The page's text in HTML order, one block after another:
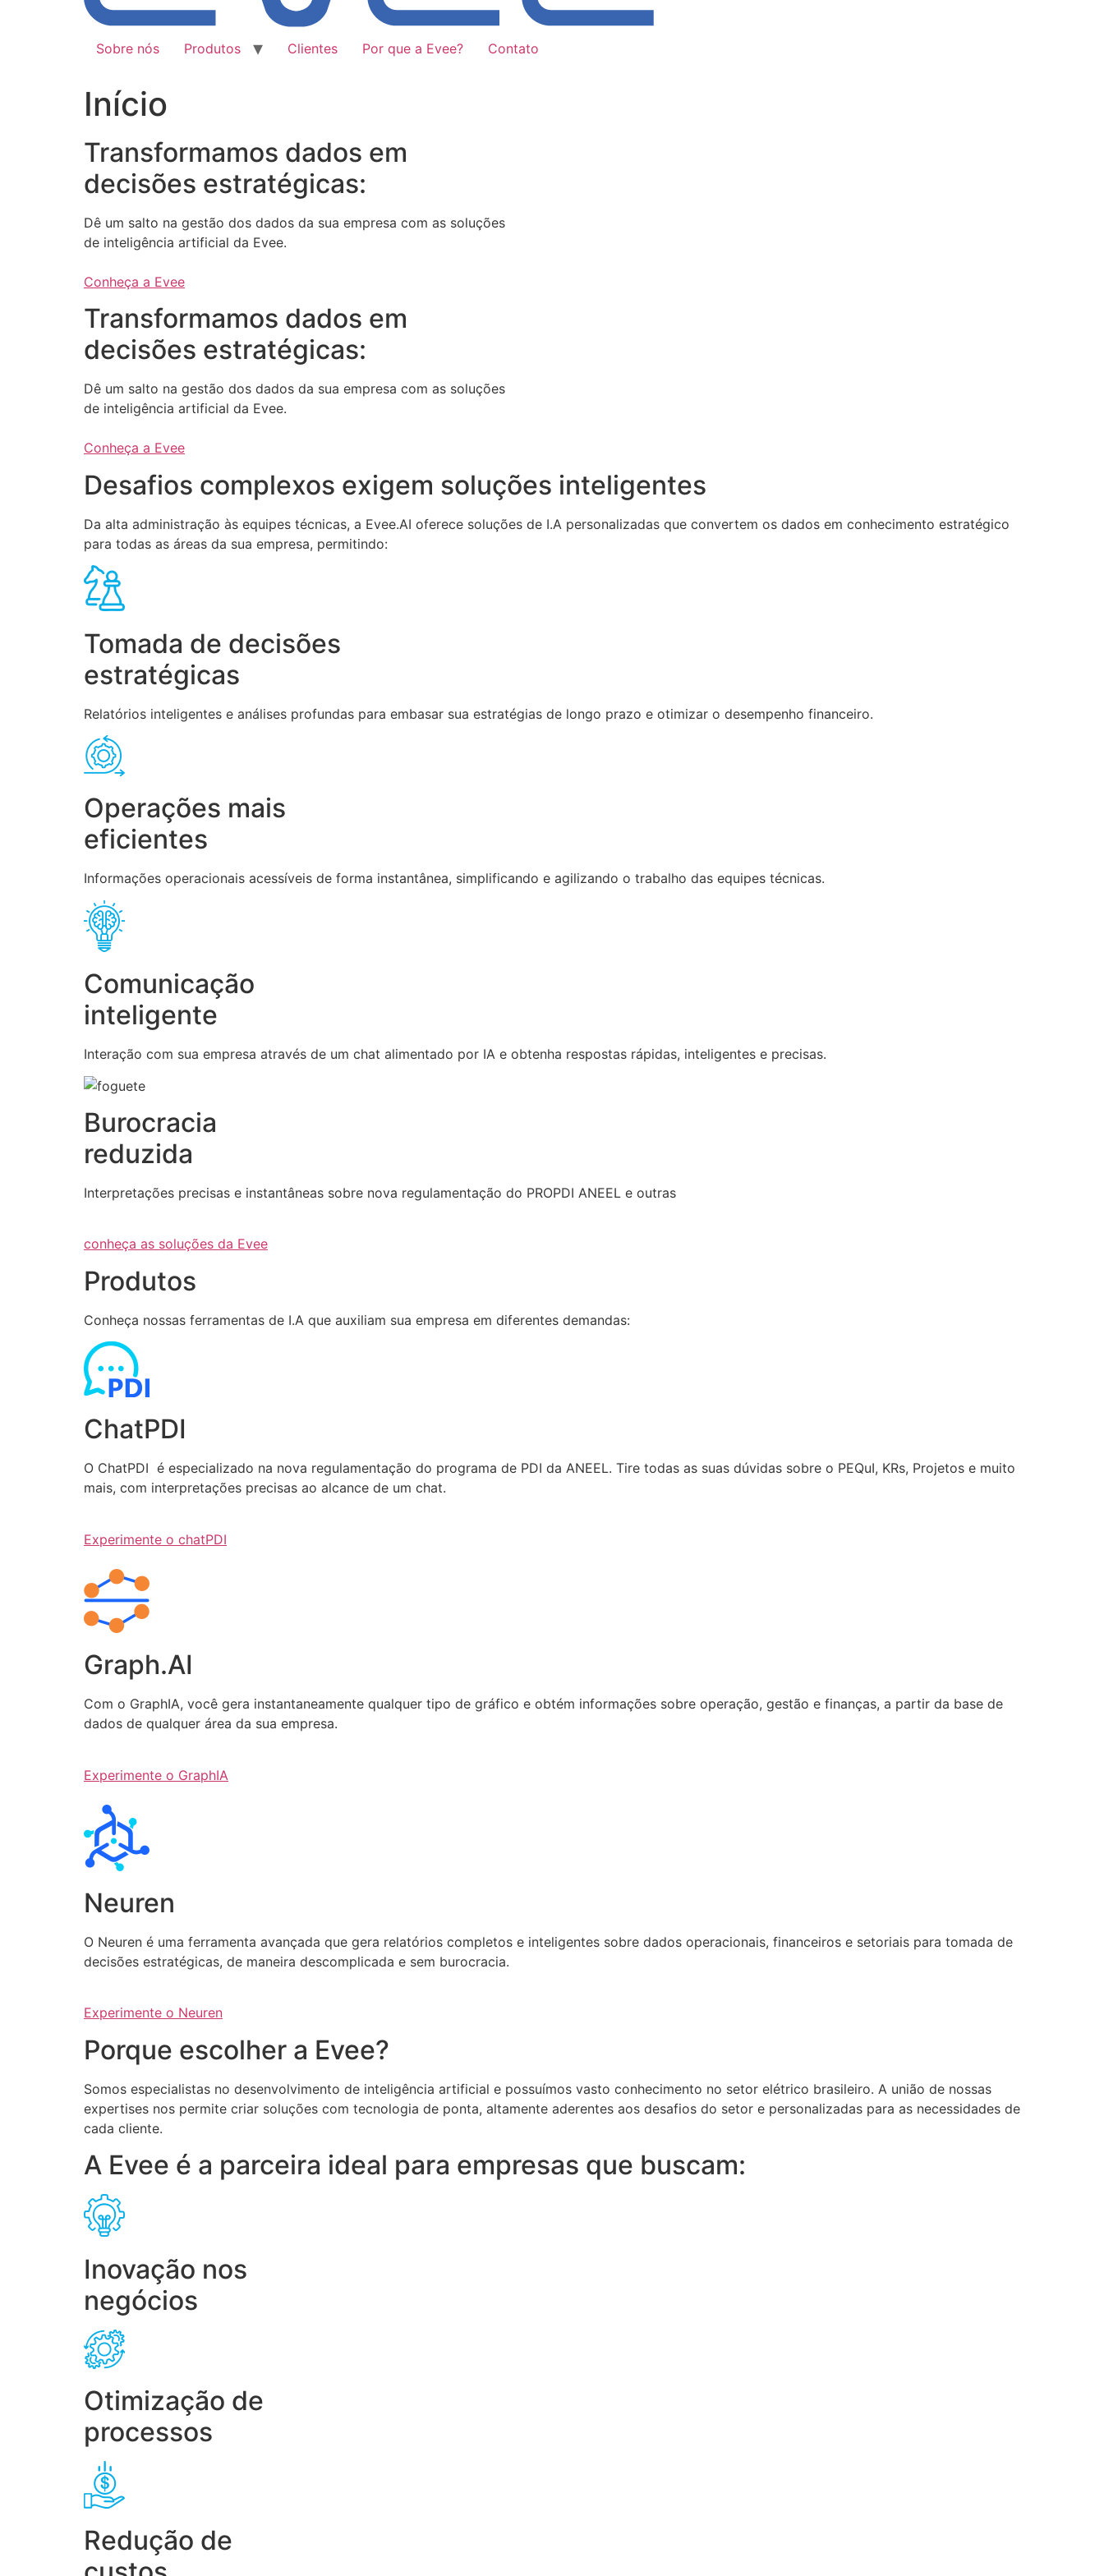
Sobre nós Produtos Clientes Por que a Evee? Contato
Início
Transformamos dados em
decisões estratégicas:
Dê um salto na gestão dos dados da sua empresa com as soluções
de inteligência artificial da Evee.
Conheça a Evee
Transformamos dados em
decisões estratégicas:
Dê um salto na gestão dos dados da sua empresa com as soluções
de inteligência artificial da Evee.
Conheça a Evee
Desafios complexos exigem soluções inteligentes
Da alta administração às equipes técnicas, a Evee.AI oferece soluções de I.A personalizadas que convertem os dados em conhecimento estratégico
para todas as áreas da sua empresa, permitindo:
Tomada de decisões
estratégicas
Relatórios inteligentes e análises profundas para embasar sua estratégias de longo prazo e otimizar o desempenho financeiro.
Operações mais
eficientes
Informações operacionais acessíveis de forma instantânea, simplificando e agilizando o trabalho das equipes técnicas.
Comunicação
inteligente
Interação com sua empresa através de um chat alimentado por IA e obtenha respostas rápidas, inteligentes e precisas.
Burocracia
reduzida
Interpretações precisas e instantâneas sobre nova regulamentação do PROPDI ANEEL e outras
conheça as soluções da Evee
Produtos
Conheça nossas ferramentas de I.A que auxiliam sua empresa em diferentes demandas:
ChatPDI
O ChatPDI é especializado na nova regulamentação do programa de PDI da ANEEL. Tire todas as suas dúvidas sobre o PEQuI, KRs, Projetos e muito
mais, com interpretações precisas ao alcance de um chat.
Experimente o chatPDI
Graph.AI
Com o GraphIA, você gera instantaneamente qualquer tipo de gráfico e obtém informações sobre operação, gestão e finanças, a partir da base de
dados de qualquer área da sua empresa.
Experimente o GraphIA
Neuren
O Neuren é uma ferramenta avançada que gera relatórios completos e inteligentes sobre dados operacionais, financeiros e setoriais para tomada de
decisões estratégicas, de maneira descomplicada e sem burocracia.
Experimente o Neuren
Porque escolher a Evee?
Somos especialistas no desenvolvimento de inteligência artificial e possuímos vasto conhecimento no setor elétrico brasileiro. A união de nossas
expertises nos permite criar soluções com tecnologia de ponta, altamente aderentes aos desafios do setor e personalizadas para as necessidades de
cada cliente.
A Evee é a parceira ideal para empresas que buscam:
Inovação nos
negócios
Otimização de
processos
Redução de